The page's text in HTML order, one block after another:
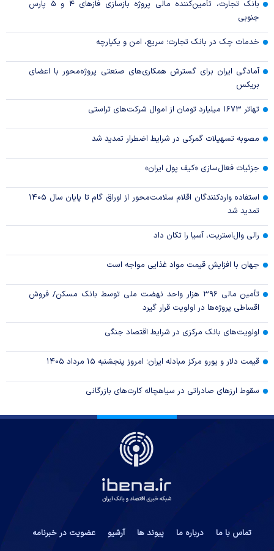
بانک تجارت، تأمین‌کننده مالی پروژه بازسازی فاز‌های ۴ و ۵ پارس
جنوبی
خدمات چک در بانک تجارت؛ سریع، امن و یکپارچه
آمادگی ایران برای گسترش همکاری‌های صنعتی پروژه‌محور با اعضای
بریکس
تهاتر ۱۶۷۳ میلیارد تومان از اموال شرکت‌های تراستی
مصوبه تسهیلات گمرکی در شرایط اضطرار تمدید شد
جزئیات فعال‌سازی «کیف پول ایران»
استفاده واردکنندگان اقلام سلامت‌محور از اوراق گام تا پایان سال ۱۴۰۵
تمدید شد
رالی وال‌استریت، آسیا را تکان داد
جهان با افزایش قیمت مواد غذایی مواجه است
تأمین مالی ۳۹۶ هزار واحد نهضت ملی توسط بانک مسکن/ فروش
اقساطی پروژه‌ها در اولویت قرار گیرد
اولویت‌های بانک مرکزی در شرایط اقتصاد جنگی
قیمت دلار و یورو مرکز مبادله ایران؛ امروز پنجشنبه ۱۵ مرداد ۱۴۰۵
سقوط ارزهای صادراتی در سیاهچاله کارت‌های بازرگانی
تماس با ما درباره ما پیوند ها آرشیو عضویت در خبرنامه